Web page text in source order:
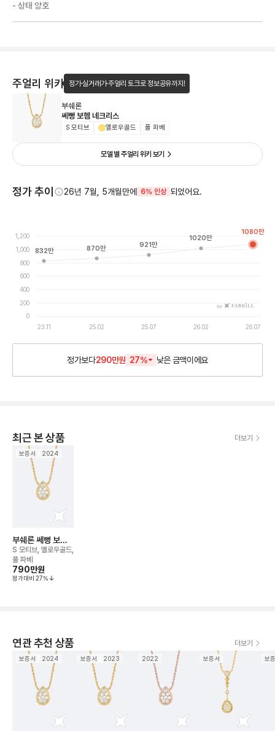
- 상태 양호
주얼리 위키 정가·실거래가·주얼리 토크로 정보공유까지!
부쉐론
쎄뻥 보헴 네크리스
S 모티브 옐로우골드 풀 파베
모델 별 주얼리 위키 보기
정가 추이 26년 7월, 5개월만에 6% 인상 되었어요.
0
200
400
600
800
1,000
1,200
23.11 25.02 25.07 26.02 26.07
by
832만 870만 921만
1020만
1080만
정가보다290만원 27% 낮은금액이에요
최근 본 상품 더보기
보증서 2024
부쉐론 쎄뻥 보헴
네크리스
S 모티브, 옐로우골드,
풀 파베
790만원
정가대비 27%
연관 추천 상품 더보기
보증서 2024 보증서 2023 2022 보증서 보